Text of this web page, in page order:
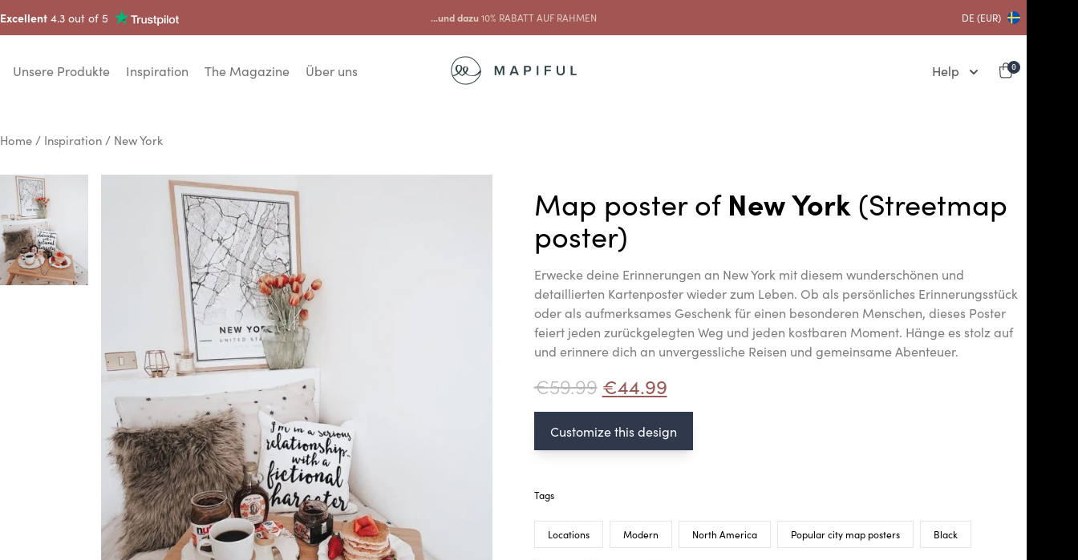
Excellent 4.3 out of 5 ...und dazu 10% RABATT AUF RAHMEN DE (EUR)
Unsere Produkte Inspiration The Magazine Über uns Help 0
Home / Inspiration / New York
Map poster ofNew York (Streetmap
poster)
Erwecke deine Erinnerungen an New York mit diesem wunderschönen und
detaillierten Kartenposter wieder zum Leben. Ob als persönliches Erinnerungsstück
oder als aufmerksames Geschenk für einen besonderen Menschen, dieses Poster
feiert jeden zurückgelegten Weg und jeden kostbaren Moment. Hänge es stolz auf
und erinnere dich an unvergessliche Reisen und gemeinsame Abenteuer.
€59.99 €44.99
Customize this design
Tags
Locations Modern North America Popular city map posters Black